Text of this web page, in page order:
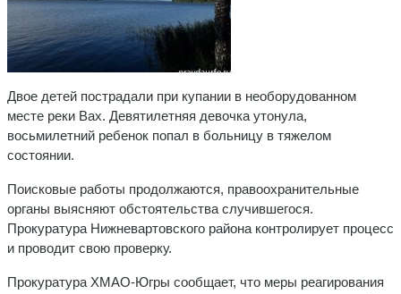
Двое детей пострадали при купании в необорудованном
месте реки Вах. Девятилетняя девочка утонула,
восьмилетний ребенок попал в больницу в тяжелом
состоянии.
Поисковые работы продолжаются, правоохранительные
органы выясняют обстоятельства случившегося.
Прокуратура Нижневартовского района контролирует процесс
и проводит свою проверку.
Прокуратура ХМАО-Югры сообщает, что меры реагирования